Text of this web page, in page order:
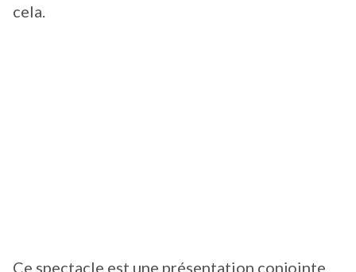
cela.
Ce spectacle est une présentation conjointe